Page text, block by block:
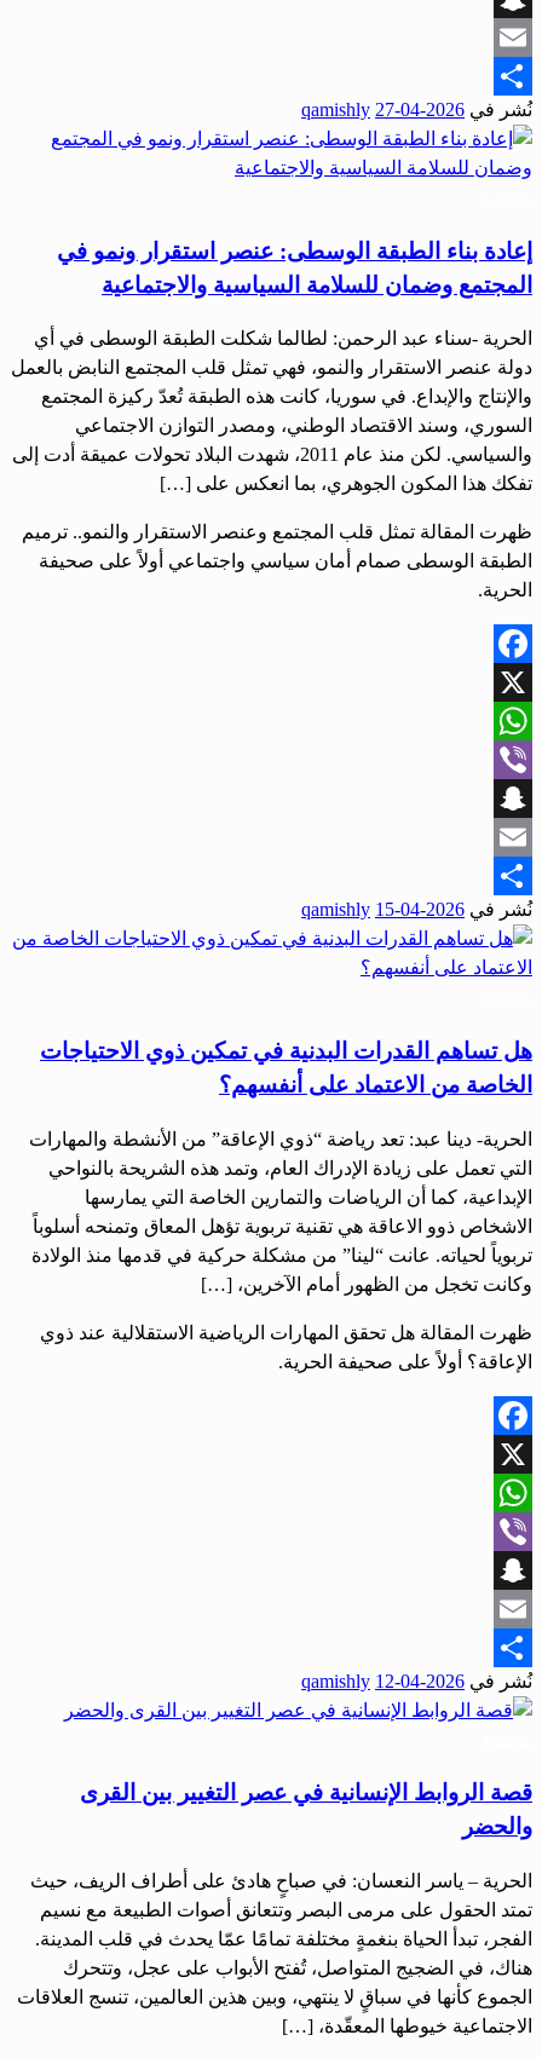
Snapchat
Email
Share
نُشر في 2026-04-27
qamishly
إعادة بناء الطبقة الوسطى: عنصر استقرار ونمو في
المجتمع وضمان للسلامة السياسية والاجتماعية
الحرية -سناء عبد الرحمن: لطالما شكلت الطبقة الوسطى في أي
دولة عنصر الاستقرار والنمو، فهي تمثل قلب المجتمع النابض بالعمل
والإنتاج والإبداع. في سوريا، كانت هذه الطبقة تُعدّ ركيزة المجتمع
السوري، وسند الاقتصاد الوطني، ومصدر التوازن الاجتماعي
والسياسي. لكن منذ عام 2011، شهدت البلاد تحولات عميقة أدت إلى
تفكك هذا المكون الجوهري، بما انعكس على […]
ظهرت المقالة تمثل قلب المجتمع وعنصر الاستقرار والنمو.. ترميم
الطبقة الوسطى صمام أمان سياسي واجتماعي أولاً على صحيفة
الحرية.
Facebook
X
WhatsApp
Viber
Snapchat
Email
Share
نُشر في 2026-04-15
qamishly
هل تساهم القدرات البدنية في تمكين ذوي الاحتياجات
الخاصة من الاعتماد على أنفسهم؟
الحرية- دينا عبد: تعد رياضة “ذوي الإعاقة” من الأنشطة والمهارات
التي تعمل على زيادة الإدراك العام، وتمد هذه الشريحة بالنواحي
الإبداعية، كما أن الرياضات والتمارين الخاصة التي يمارسها
الاشخاص ذوو الاعاقة هي تقنية تربوية تؤهل المعاق وتمنحه أسلوباً
تربوياً لحياته. عانت “لينا” من مشكلة حركية في قدمها منذ الولادة
وكانت تخجل من الظهور أمام الآخرين، […]
ظهرت المقالة هل تحقق المهارات الرياضية الاستقلالية عند ذوي
الإعاقة؟ أولاً على صحيفة الحرية.
Facebook
X
WhatsApp
Viber
Snapchat
Email
Share
نُشر في 2026-04-12
qamishly
قصة الروابط الإنسانية في عصر التغيير بين القرى
والحضر
الحرية – ياسر النعسان: في صباحٍ هادئ على أطراف الريف، حيث
تمتد الحقول على مرمى البصر وتتعانق أصوات الطبيعة مع نسيم
الفجر، تبدأ الحياة بنغمةٍ مختلفة تمامًا عمّا يحدث في قلب المدينة.
هناك، في الضجيج المتواصل، تُفتح الأبواب على عجل، وتتحرك
الجموع كأنها في سباقٍ لا ينتهي، وبين هذين العالمين، تنسج العلاقات
الاجتماعية خيوطها المعقّدة، […]